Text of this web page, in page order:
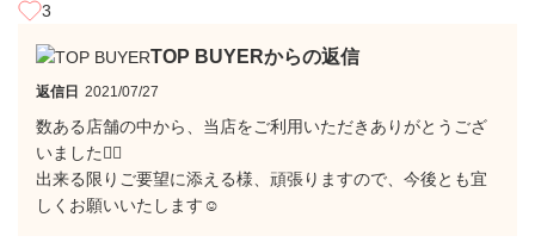
3
TOP BUYERからの返信
返信日 2021/07/27
数ある店舗の中から、当店をご利用いただきありがとうござ
いました🙇‍♂️
出来る限りご要望に添える様、頑張りますので、今後とも宜
しくお願いいたします☺️